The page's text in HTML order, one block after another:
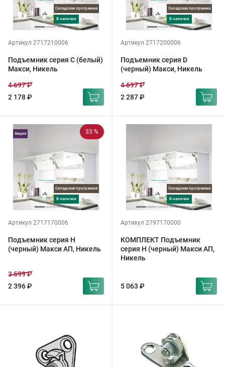
Складская программа
в наличии
Артикул 2717210006
Подъемник серия C (белый)
Макси, Никель
2 178 ₽
4 697 ₽
Складская программа
в наличии
Артикул 2717200006
Подъемник серия D
(черный) Макси, Никель
2 287 ₽
4 697 ₽
33 %
Складская программа
в наличии
Акция
Артикул 2717170006
Подъемник серия H
(черный) Макси АП, Никель
2 396 ₽
3 599 ₽
Складская программа
в наличии
Артикул 2797170000
КОМПЛЕКТ Подъемник
серия H (черный) Макси АП,
Никель
5 063 ₽